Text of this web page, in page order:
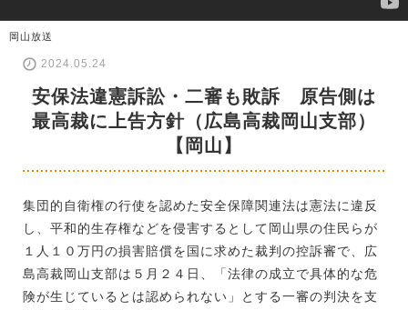
岡山放送
2024.05.24
安保法違憲訴訟・二審も敗訴 原告側は
最高裁に上告方針（広島高裁岡山支部）
【岡山】
集団的自衛権の行使を認めた安全保障関連法は憲法に違反
し、平和的生存権などを侵害するとして岡山県の住民らが
１人１０万円の損害賠償を国に求めた裁判の控訴審で、広
島高裁岡山支部は５月２４日、「法律の成立で具体的な危
険が生じているとは認められない」とする一審の判決を支